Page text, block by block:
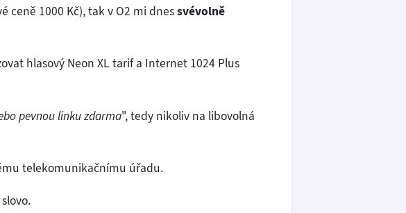
ceně 1000 Kč), tak v O2 mi dnessvévolně
hlasový Neon XL tarif a Internet 1024 Plus
pevnou linku zdarma", tedy nikoliv na libovolná
telekomunikačnímu úřadu.